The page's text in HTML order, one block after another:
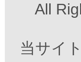
All
当サイ